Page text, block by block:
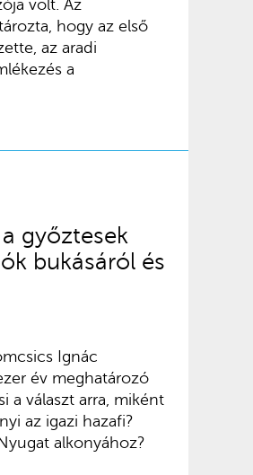
volt. Az
hogy az első
az aradi
a
győztesek
bukásáról és
Ignác
év meghatározó
a választ arra, miként
az igazi hazafi?
alkonyához?